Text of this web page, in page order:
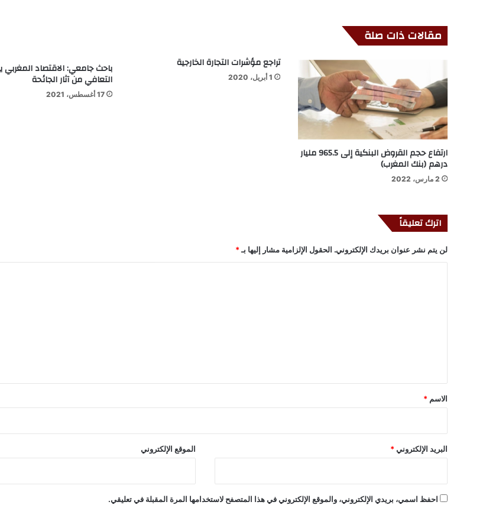
مقالات ذات صلة
ارتفاع حجم القروض البنكية إلى 965.5 مليار
درهم (بنك المغرب)
2 مارس، 2022
تراجع مؤشرات التجارة الخارجية
1 أبريل، 2020
باحث جامعي: الاقتصاد المغربي
التعافي من آثار الجائحة
17 أغسطس، 2021
اترك تعليقاً
لن يتم نشر عنوان بريدك الإلكتروني. الحقول الإلزامية مشار إليها بـ *
*
الاسم *
البريد الإلكتروني * الموقع الإلكتروني
احفظ اسمي، بريدي الإلكتروني، والموقع الإلكتروني في هذا المتصفح لاستخدامها المرة المقبلة في تعليقي.